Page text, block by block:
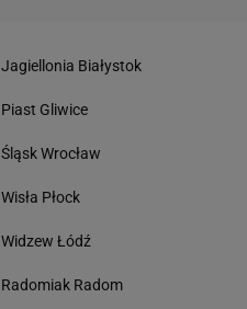
Jagiellonia Białystok
Piast Gliwice
Śląsk Wrocław
Wisła Płock
Widzew Łódź
Radomiak Radom